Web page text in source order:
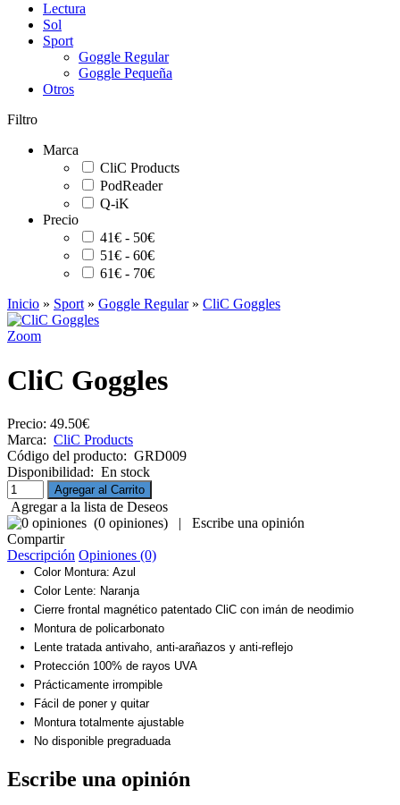
Lectura
Sol
Sport
Goggle Regular
Goggle Pequeña
Otros
Filtro
Marca
CliC Products
PodReader
Q-iK
Precio
41€ - 50€
51€ - 60€
61€ - 70€
Inicio » Sport» Goggle Regular» CliC Goggles
Zoom
CliC Goggles
Precio: 49.50€
Marca: CliC Products
Código del producto: GRD009
Disponibilidad: En stock
Agregar a la lista de Deseos
(0 opiniones) |
Escribe una opinión
Compartir
Descripción Opiniones (0)
Color Montura: Azul
Color Lente: Naranja
Cierre frontal magnético patentado CliC con imán de neodimio
Montura de policarbonato
Lente tratada antivaho, anti-arañazos y anti-reflejo
Protección 100% de rayos UVA
Prácticamente irrompible
Fácil de poner y quitar
Montura totalmente ajustable
No disponible pregraduada
Escribe una opinión